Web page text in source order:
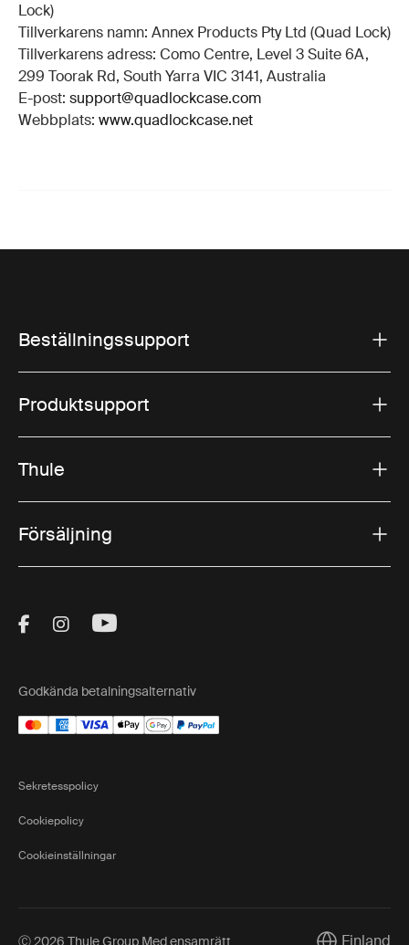
Lock)
Tillverkarens namn: Annex Products Pty Ltd (Quad Lock)
Tillverkarens adress: Como Centre, Level 3 Suite 6A,
299 Toorak Rd, South Yarra VIC 3141, Australia
E-post: support@quadlockcase.com
Webbplats: www.quadlockcase.net
Beställningssupport
Produktsupport
Thule
Försäljning
Visit Thule on Facebook (external link)
Visit Thule on Instagram (external link)
Visit Thule on Youtube (external
Godkända betalningsalternativ
Sekretesspolicy
Cookiepolicy
Cookieinställningar
Ⓒ 2026 Thule Group Med ensamrätt